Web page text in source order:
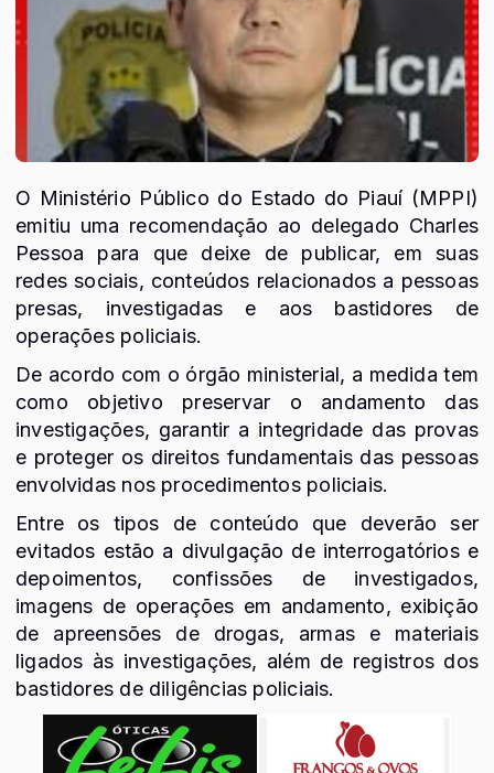
O Ministério Público do Estado do Piauí (MPPI)
emitiu uma recomendação ao delegado Charles
Pessoa para que deixe de publicar, em suas
redes sociais, conteúdos relacionados a pessoas
presas, investigadas e aos bastidores de
operações policiais.
De acordo com o órgão ministerial, a medida tem
como objetivo preservar o andamento das
investigações, garantir a integridade das provas
e proteger os direitos fundamentais das pessoas
envolvidas nos procedimentos policiais.
Entre os tipos de conteúdo que deverão ser
evitados estão a divulgação de interrogatórios e
depoimentos, confissões de investigados,
imagens de operações em andamento, exibição
de apreensões de drogas, armas e materiais
ligados às investigações, além de registros dos
bastidores de diligências policiais.